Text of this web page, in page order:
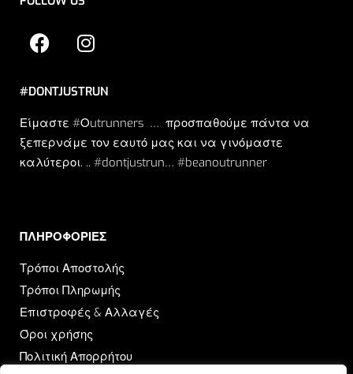
#DONTJUSTRUN
Είμαστε #Οutrunners … προσπαθούμε πάντα να
ξεπερνάμε τον εαυτό μας και να γινόμαστε
καλύτεροι. .. #dontjustrun… #beanoutrunner
ΠΛΗΡΟΦΟΡΙΕΣ​
Τρόποι Αποστολής
Τρόποι Πληρωμής
Επιστροφές & Αλλαγές
Όροι χρήσης
Πολιτική Απορρήτου